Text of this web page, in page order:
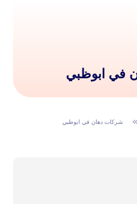
في ابوظبي
شركات دهان في ابوظبي